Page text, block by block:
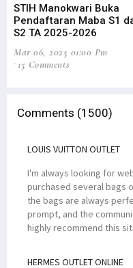
STIH Manokwari Buka
Pendaftaran Maba S1
S2 TA 2025-2026
Mar 06, 2025 01:00 Pm
15 Comments
Comments (1500)
LOUIS VUITTON OUTLET
I'm always looking for
purchased several bags
the bags are always
prompt, and the
highly recommend this
HERMES OUTLET ONLINE